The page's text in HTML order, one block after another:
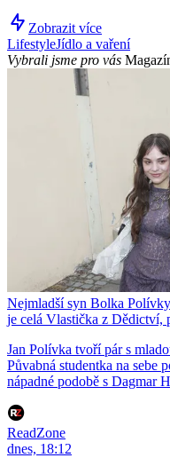
Zobrazit více
LifestyleJídlo a vaření
Vybrali jsme pro vás
Nejmladší syn Bolka
je celá Vlastička z Dědictví,
Jan Polívka tvoří pár s
Půvabná studentka na sebe
nápadné podobě s Dagmar
ReadZone
dnes, 18:12